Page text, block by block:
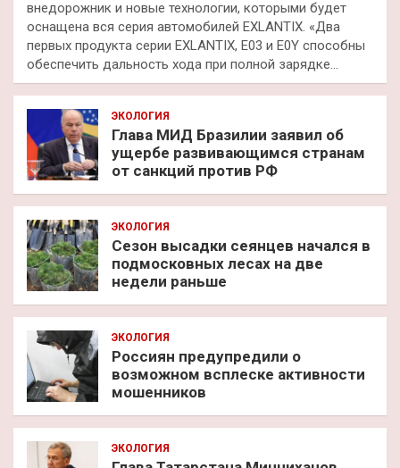
внедорожник и новые технологии, которыми будет
оснащена вся серия автомобилей EXLANTIX. «Два
первых продукта серии EXLANTIX, E03 и E0Y способны
обеспечить дальность хода при полной зарядке…
ЭКОЛОГИЯ
Глава МИД Бразилии заявил об
ущербе развивающимся странам
от санкций против РФ
ЭКОЛОГИЯ
Сезон высадки сеянцев начался в
подмосковных лесах на две
недели раньше
ЭКОЛОГИЯ
Россиян предупредили о
возможном всплеске активности
мошенников
ЭКОЛОГИЯ